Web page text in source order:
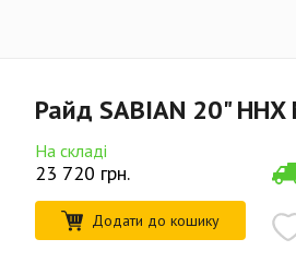
Райд SABIAN 20"
На складі
23 720 грн.
Додати до кошику